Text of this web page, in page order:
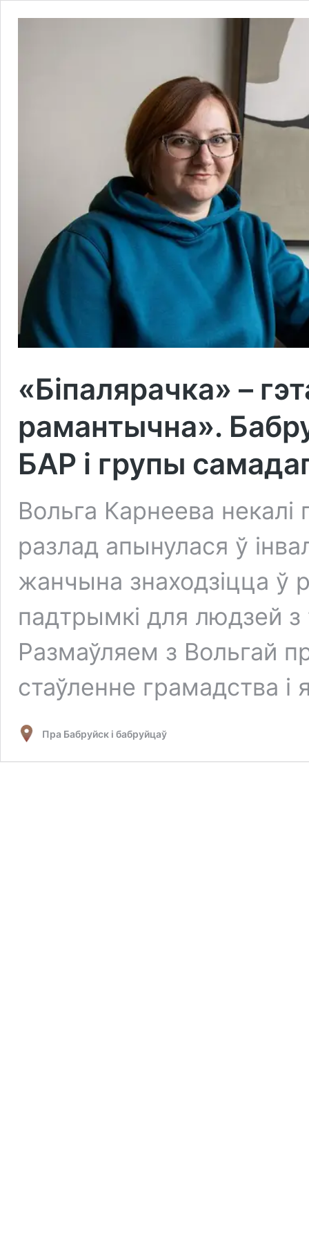
«Біпалярачка» –
рамантычна».
БАР і групы
Вольга Карнеева
разлад апынулася ў
жанчына знаходзіцца ў
падтрымкі для людзей
Размаўляем з Вольгай
стаўленне грамадства
Пра Бабруйск і бабруйцаў